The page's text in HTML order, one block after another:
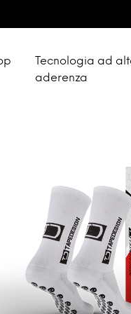
Tecnologia ad
aderenza